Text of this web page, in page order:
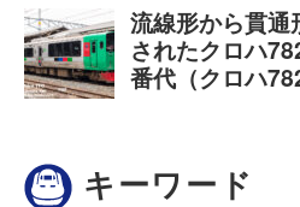
キーワード